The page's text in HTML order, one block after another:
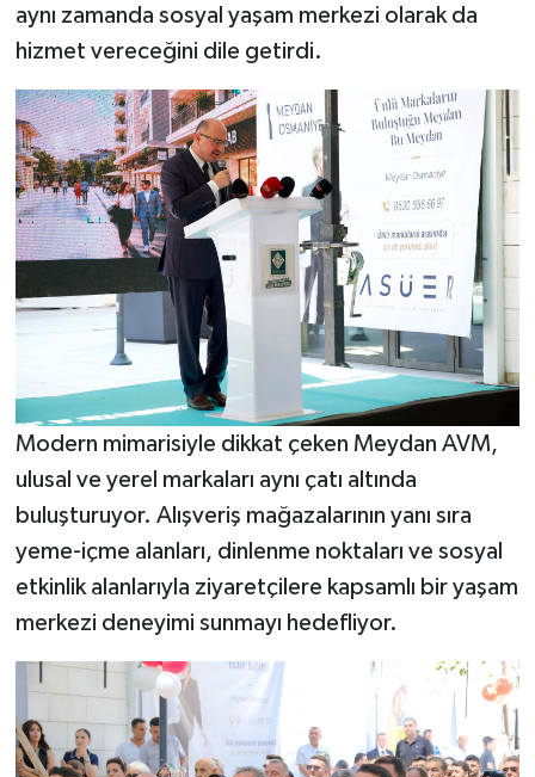
aynı zamanda sosyal yaşam merkezi olarak da
hizmet vereceğini dile getirdi.
Modern mimarisiyle dikkat çeken Meydan AVM,
ulusal ve yerel markaları aynı çatı altında
buluşturuyor. Alışveriş mağazalarının yanı sıra
yeme-içme alanları, dinlenme noktaları ve sosyal
etkinlik alanlarıyla ziyaretçilere kapsamlı bir yaşam
merkezi deneyimi sunmayı hedefliyor.